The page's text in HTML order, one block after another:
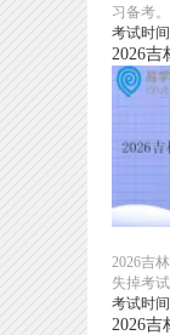
习备考
考试时间
2026吉
2026吉
失掉考
考试时间
2026吉